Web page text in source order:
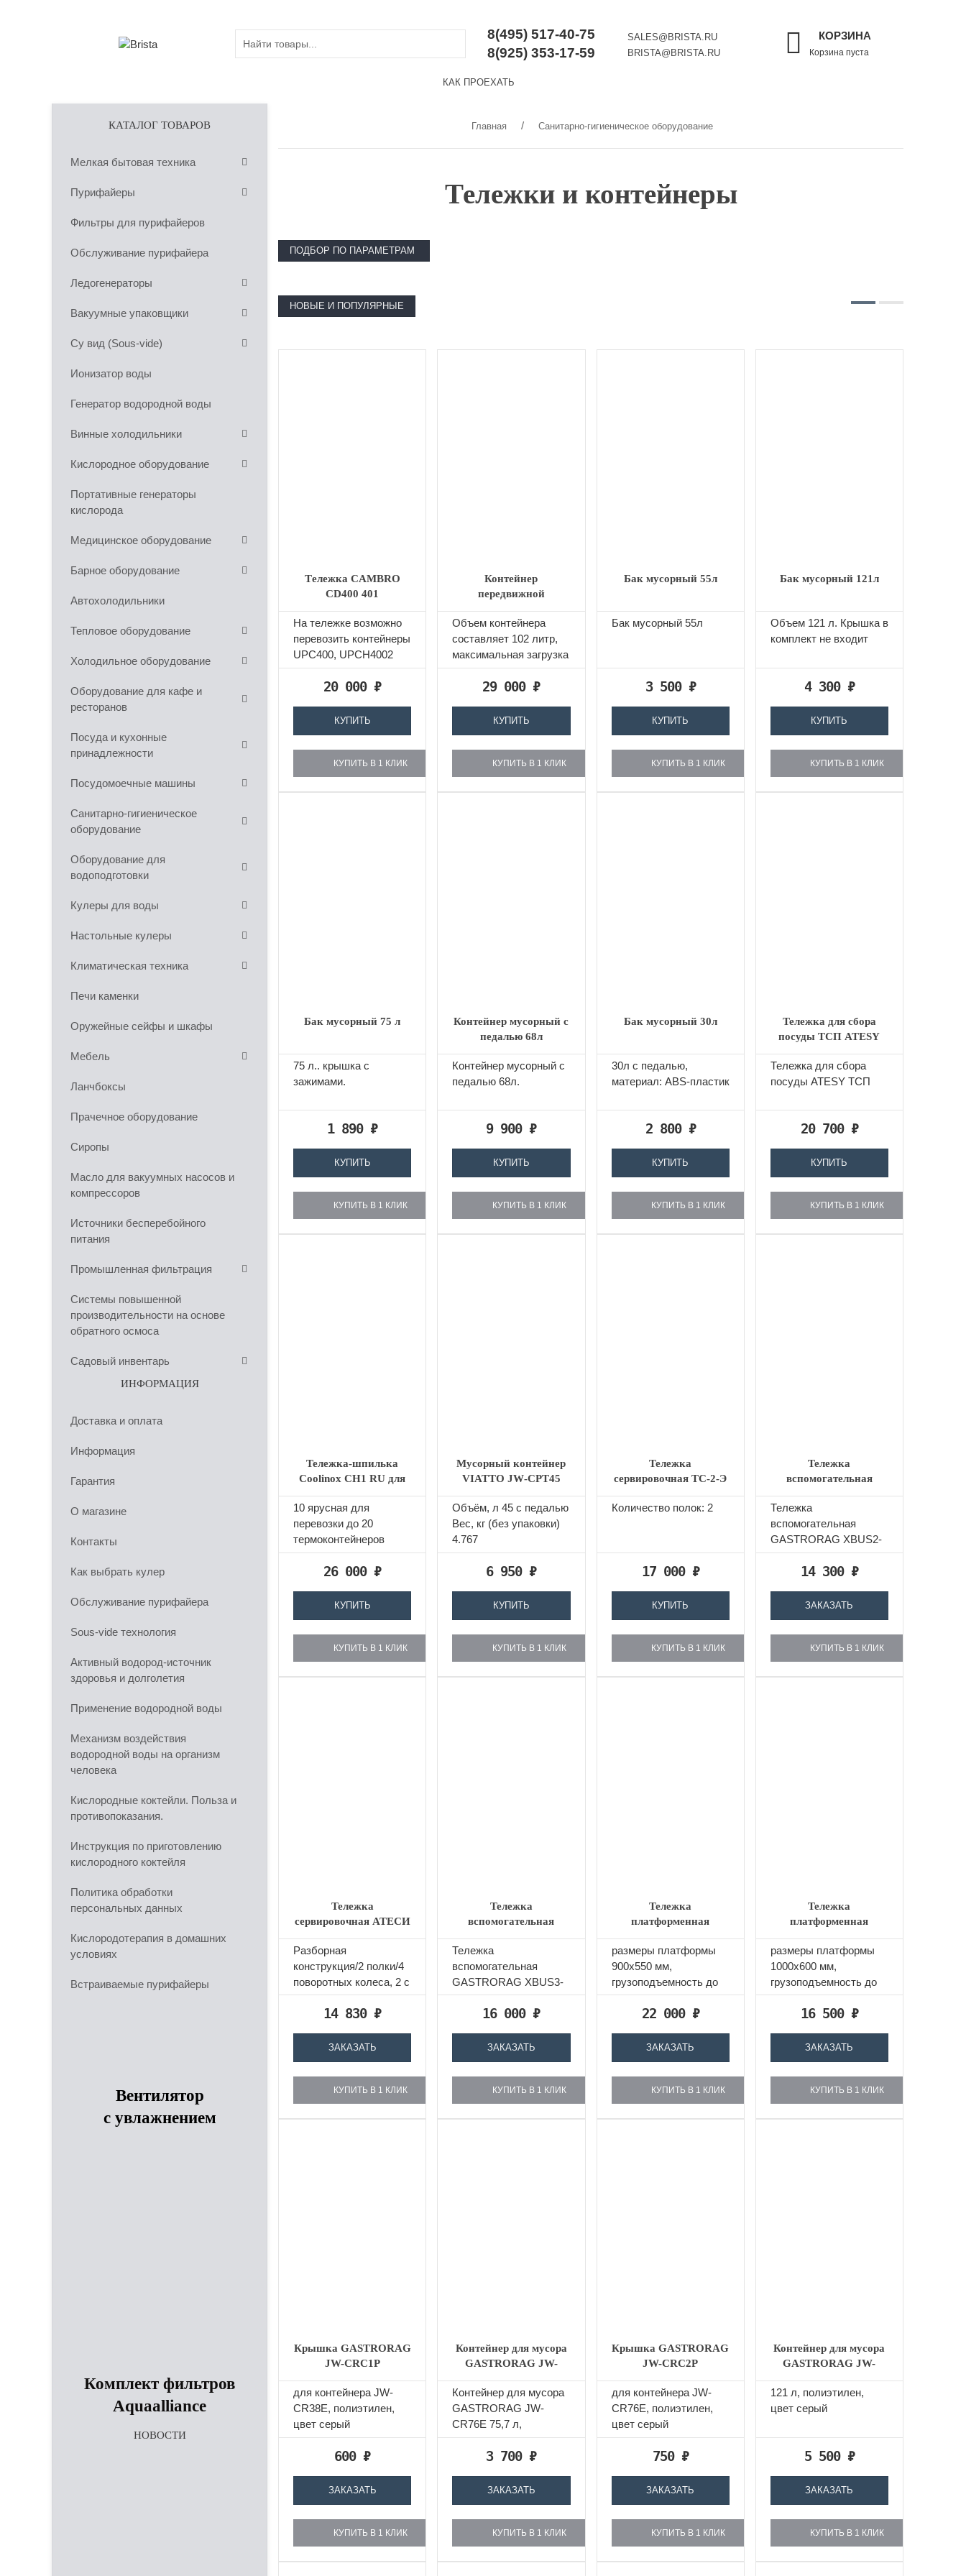
8(495) 517-40-75
8(925) 353-17-59
SALES@BRISTA.RU
BRISTA@BRISTA.RU
КОРЗИНА
Корзина пуста
КАК ПРОЕХАТЬ
КАТАЛОГ ТОВАРОВ
Мелкая бытовая техника
Пурифайеры
Фильтры для пурифайеров
Обслуживание пурифайера
Ледогенераторы
Вакуумные упаковщики
Су вид (Sous-vide)
Ионизатор воды
Генератор водородной воды
Винные холодильники
Кислородное оборудование
Портативные генераторы
кислорода
Медицинское оборудование
Барное оборудование
Автохолодильники
Тепловое оборудование
Холодильное оборудование
Оборудование для кафе и
ресторанов
Посуда и кухонные
принадлежности
Посудомоечные машины
Санитарно-гигиеническое
оборудование
Оборудование для
водоподготовки
Кулеры для воды
Настольные кулеры
Климатическая техника
Печи каменки
Оружейные сейфы и шкафы
Мебель
Ланчбоксы
Прачечное оборудование
Сиропы
Масло для вакуумных насосов и
компрессоров
Источники бесперебойного
питания
Промышленная фильтрация
Системы повышенной
производительности на основе
обратного осмоса
Садовый инвентарь
ИНФОРМАЦИЯ
Доставка и оплата
Информация
Гарантия
О магазине
Контакты
Как выбрать кулер
Обслуживание пурифайера
Sous-vide технология
Активный водород-источник
здоровья и долголетия
Применение водородной воды
Механизм воздействия
водородной воды на организм
человека
Кислородные коктейли. Польза и
противопоказания.
Инструкция по приготовлению
кислородного коктейля
Политика обработки
персональных данных
Кислородотерапия в домашних
условиях
Встраиваемые пурифайеры
Вентилятор
с увлажнением
Комплект фильтров
Aquaalliance
НОВОСТИ
Главная Санитарно-гигиеническое оборудование
Тележки и контейнеры
ПОДБОР ПО ПАРАМЕТРАМ
НОВЫЕ И ПОПУЛЯРНЫЕ
Tележка CAMBRO
CD400 401
На тележке возможно
перевозить контейнеры
UPC400, UPCH4002
20 000 ₽
КУПИТЬ
КУПИТЬ В 1 КЛИК
Контейнер
передвижной
CAMBRO IBS27
Объем контейнера
составляет 102 литр,
максимальная загрузка
муки – 68 кг.
Внутренние и
29 000 ₽
КУПИТЬ
КУПИТЬ В 1 КЛИК
Бак мусорный 55л
Бак мусорный 55л
3 500 ₽
КУПИТЬ
КУПИТЬ В 1 КЛИК
Бак мусорный 121л
Объем 121 л. Крышка в
комплект не входит
4 300 ₽
КУПИТЬ
КУПИТЬ В 1 КЛИК
Бак мусорный 75 л
75 л.. крышка с
зажимами.
1 890 ₽
КУПИТЬ
КУПИТЬ В 1 КЛИК
Контейнер мусорный с
педалью 68л
Контейнер мусорный с
педалью 68л.
9 900 ₽
КУПИТЬ
КУПИТЬ В 1 КЛИК
Бак мусорный 30л
30л c педалью,
материал: ABS-пластик
2 800 ₽
КУПИТЬ
КУПИТЬ В 1 КЛИК
Тележка для сбора
посуды ТСП ATESY
Тележка для сбора
посуды ATESY ТСП​
20 700 ₽
КУПИТЬ
КУПИТЬ В 1 КЛИК
Тележка-шпилька
Coolinox CH1 RU для
20 термоконтейнеров
CH1
10 ярусная для
перевозки до 20
термоконтейнеров
CH1.
26 000 ₽
КУПИТЬ
КУПИТЬ В 1 КЛИК
Мусорный контейнер
VIATTO JW‑CPT45
Объём, л 45 с педалью
Вес, кг (без упаковки)
4.767
6 950 ₽
КУПИТЬ
КУПИТЬ В 1 КЛИК
Тележка
сервировочная ТС-2-Э
разборная
Количество полок: 2
17 000 ₽
КУПИТЬ
КУПИТЬ В 1 КЛИК
Тележка
вспомогательная
GASTRORAG XBUS2-
Тележка
вспомогательная
GASTRORAG XBUS2-
2133N открытая, 2
полки, нерж.сталь
14 300 ₽
ЗАКАЗАТЬ
КУПИТЬ В 1 КЛИК
Тележка
сервировочная АТЕСИ
ТС-2 разборная
Разборная
конструкция/2 полки/4
поворотных колеса, 2 с
топорным (тормозным)
устройством
14 830 ₽
ЗАКАЗАТЬ
КУПИТЬ В 1 КЛИК
Тележка
вспомогательная
GASTRORAG XBUS3-
Тележка
вспомогательная
GASTRORAG XBUS3-
2133N открытая, 3
полки, нерж.сталь
16 000 ₽
ЗАКАЗАТЬ
КУПИТЬ В 1 КЛИК
Тележка
платформенная
GASTRORAG FT-A
размеры платформы
900х550 мм,
грузоподъемность до
300 кг, нерж.сталь
22 000 ₽
ЗАКАЗАТЬ
КУПИТЬ В 1 КЛИК
Тележка
платформенная
GASTRORAG YK-
ST046
размеры платформы
1000х600 мм,
грузоподъемность до
300 кг, материал
платформы -
16 500 ₽
ЗАКАЗАТЬ
КУПИТЬ В 1 КЛИК
Крышка GASTRORAG
JW-CRC1P
для контейнера JW-
CR38E, полиэтилен,
цвет серый
600 ₽
ЗАКАЗАТЬ
КУПИТЬ В 1 КЛИК
Контейнер для мусора
GASTRORAG JW-
CR76E
Контейнер для мусора
GASTRORAG JW-
CR76E 75,7 л,
полиэтилен, цвет
3 700 ₽
ЗАКАЗАТЬ
КУПИТЬ В 1 КЛИК
Крышка GASTRORAG
JW-CRC2P
для контейнера JW-
CR76E, полиэтилен,
цвет серый
750 ₽
ЗАКАЗАТЬ
КУПИТЬ В 1 КЛИК
Контейнер для мусора
GASTRORAG JW-
CR120E
121 л, полиэтилен,
цвет серый
5 500 ₽
ЗАКАЗАТЬ
КУПИТЬ В 1 КЛИК